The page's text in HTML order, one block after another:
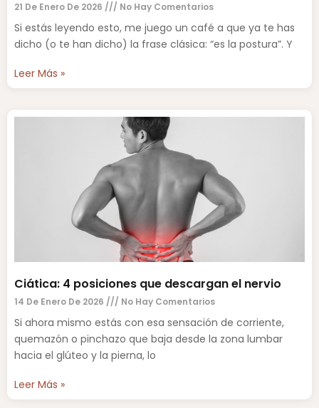
21 De Enero De 2026 No Hay Comentarios
Si estás leyendo esto, me juego un café a que ya te has
dicho (o te han dicho) la frase clásica: “es la postura”. Y
Leer Más »
Ciática: 4 posiciones que descargan el nervio
14 De Enero De 2026 No Hay Comentarios
Si ahora mismo estás con esa sensación de corriente,
quemazón o pinchazo que baja desde la zona lumbar
hacia el glúteo y la pierna, lo
Leer Más »